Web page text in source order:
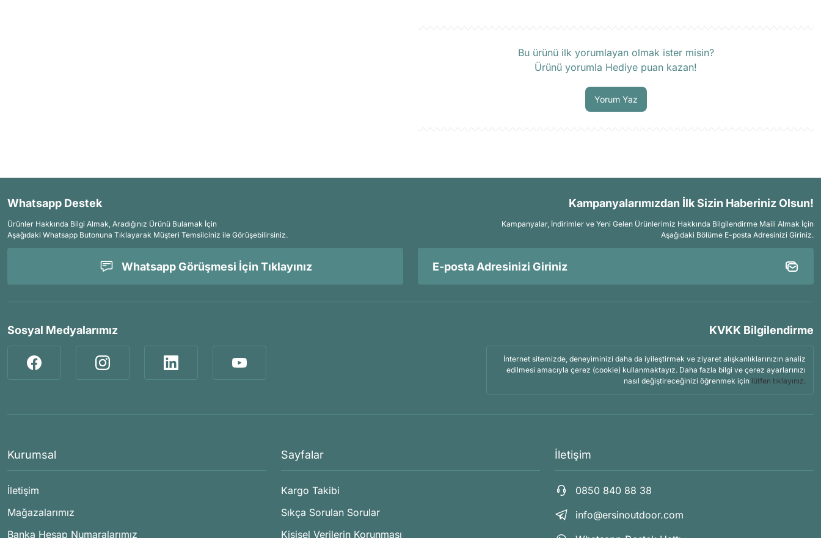
Bu ürünü ilk yorumlayan olmak ister misin?
Ürünü yorumla Hediye puan kazan!
Yorum Yaz
Whatsapp Destek
Ürünler Hakkında Bilgi Almak, Aradığınız Ürünü Bulamak İçin
Aşağıdaki Whatsapp Butonuna Tıklayarak Müşteri Temsilciniz ile Görüşebilirsiniz.
Whatsapp Görüşmesi İçin Tıklayınız
Kampanyalarımızdan İlk Sizin Haberiniz Olsun!
Kampanyalar, İndirimler ve Yeni Gelen Ürünlerimiz Hakkında Bilgilendirme Maili Almak İçin
Aşağıdaki Bölüme E-posta Adresinizi Giriniz.
Sosyal Medyalarımız KVKK Bilgilendirme
İnternet sitemizde, deneyiminizi daha da iyileştirmek ve ziyaret alışkanlıklarınızın analiz
edilmesi amacıyla çerez (cookie) kullanmaktayız. Daha fazla bilgi ve çerez ayarlarınızı
nasıl değiştireceğinizi öğrenmek için lütfen tıklayınız.
Kurumsal
İletişim
Mağazalarımız
Banka Hesap Numaralarımız
Sayfalar
Kargo Takibi
Sıkça Sorulan Sorular
Kişisel Verilerin Korunması
İletişim
0850 840 88 38
info@ersinoutdoor.com